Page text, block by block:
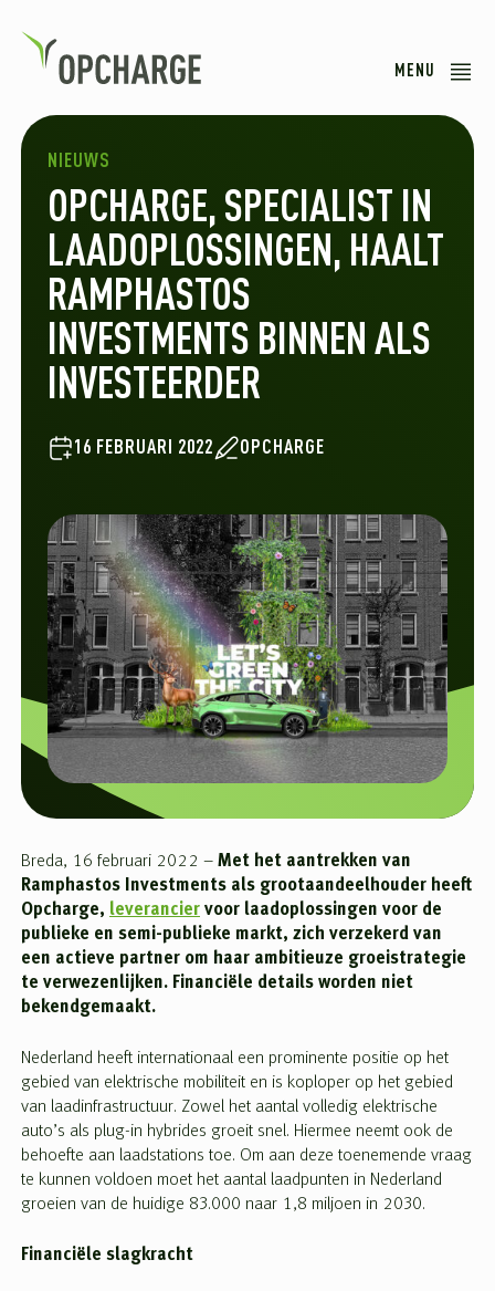
MENU
NIEUWS
OPCHARGE, SPECIALIST IN
LAADOPLOSSINGEN, HAALT
RAMPHASTOS
INVESTMENTS BINNEN ALS
INVESTEERDER
16 FEBRUARI 2022 OPCHARGE
Breda, 16 februari 2022 – Met het aantrekken van
Ramphastos Investments als grootaandeelhouder heeft
Opcharge, leverancier voor laadoplossingen voor de
publieke en semi-publieke markt, zich verzekerd van
een actieve partner om haar ambitieuze groeistrategie
te verwezenlijken. Financiële details worden niet
bekendgemaakt.
Nederland heeft internationaal een prominente positie op het
gebied van elektrische mobiliteit en is koploper op het gebied
van laadinfrastructuur. Zowel het aantal volledig elektrische
auto’s als plug-in hybrides groeit snel. Hiermee neemt ook de
behoefte aan laadstations toe. Om aan deze toenemende vraag
te kunnen voldoen moet het aantal laadpunten in Nederland
groeien van de huidige 83.000 naar 1,8 miljoen in 2030.
Financiële slagkracht